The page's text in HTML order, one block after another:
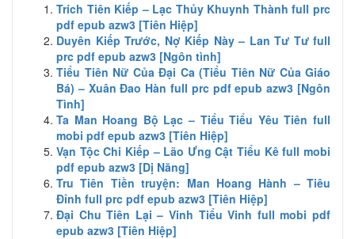
Trích Tiên Kiếp – Lạc Thủy Khuynh Thành full prc
pdf epub azw3 [Tiên Hiệp]
Duyên Kiếp Trước, Nợ Kiếp Này – Lan Tư Tư full
prc pdf epub azw3 [Ngôn tình]
Tiểu Tiên Nữ Của Đại Ca (Tiểu Tiên Nữ Của Giáo
Bá) – Xuân Đao Hàn full prc pdf epub azw3 [Ngôn
Tình]
Ta Man Hoang Bộ Lạc – Tiểu Tiểu Yêu Tiên full
mobi pdf epub azw3 [Tiên Hiệp]
Vạn Tộc Chi Kiếp – Lão Ưng Cật Tiểu Kê full mobi
pdf epub azw3 [Dị Năng]
Tru Tiên Tiền truyện: Man Hoang Hành – Tiêu
Đỉnh full prc pdf epub azw3 [Tiên Hiệp]
Đại Chu Tiên Lại – Vinh Tiểu Vinh full mobi pdf
epub azw3 [Tiên Hiệp]